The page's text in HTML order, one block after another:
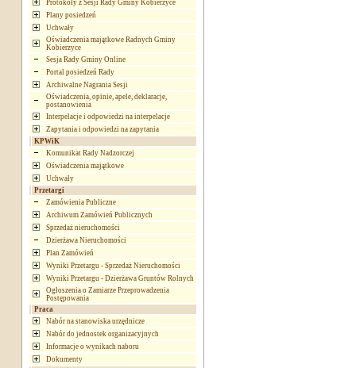
Protokoły z Sesji Rady Gminy Kobierzyce
Plany posiedzeń
Uchwały
Oświadczenia majątkowe Radnych Gminy
Kobierzyce
Sesja Rady Gminy Online
Portal posiedzeń Rady
Archiwalne Nagrania Sesji
Oświadczenia, opinie, apele, deklaracje,
postanowienia
Interpelacje i odpowiedzi na interpelacje
Zapytania i odpowiedzi na zapytania
KPWiK
Komunikat Rady Nadzorczej
Oświadczenia majątkowe
Uchwały
Przetargi
Zamówienia Publiczne
Archiwum Zamówień Publicznych
Sprzedaż nieruchomości
Dzierżawa Nieruchomości
Plan Zamówień
Wyniki Przetargu - Sprzedaż Nieruchomości
Wyniki Przetargu - Dzierżawa Gruntów Rolnych
Ogłoszenia o Zamiarze Przeprowadzenia
Postępowania
Praca
Nabór na stanowiska urzędnicze
Nabór do jednostek organizacyjnych
Informacje o wynikach naboru
Dokumenty